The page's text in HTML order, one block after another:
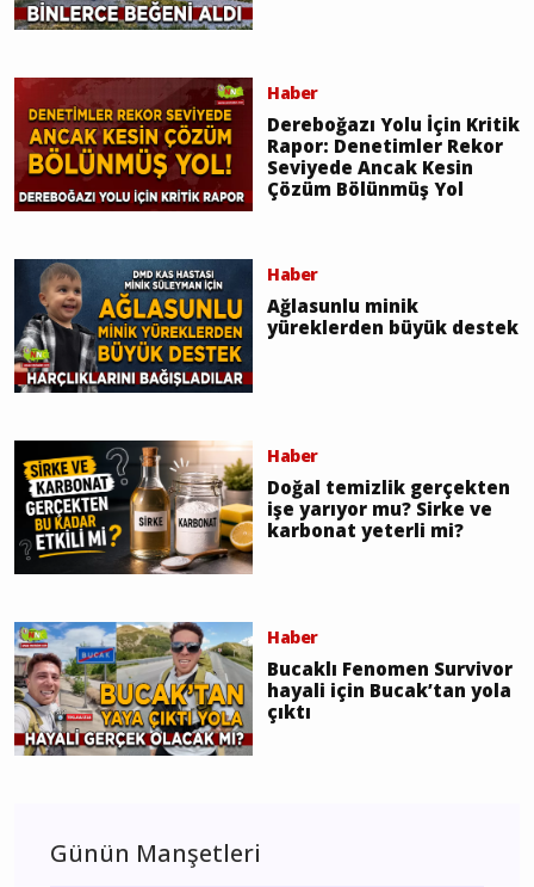
Haber
Dereboğazı Yolu İçin Kritik
Rapor: Denetimler Rekor
Seviyede Ancak Kesin
Çözüm Bölünmüş Yol
Haber
Ağlasunlu minik
yüreklerden büyük destek
Haber
Doğal temizlik gerçekten
işe yarıyor mu? Sirke ve
karbonat yeterli mi?
Haber
Bucaklı Fenomen Survivor
hayali için Bucak’tan yola
çıktı
Günün Manşetleri